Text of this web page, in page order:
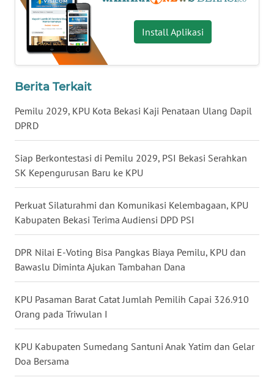
Install Aplikasi
Berita Terkait
Pemilu 2029, KPU Kota Bekasi Kaji Penataan Ulang Dapil
DPRD
Siap Berkontestasi di Pemilu 2029, PSI Bekasi Serahkan
SK Kepengurusan Baru ke KPU
Perkuat Silaturahmi dan Komunikasi Kelembagaan, KPU
Kabupaten Bekasi Terima Audiensi DPD PSI
DPR Nilai E-Voting Bisa Pangkas Biaya Pemilu, KPU dan
Bawaslu Diminta Ajukan Tambahan Dana
KPU Pasaman Barat Catat Jumlah Pemilih Capai 326.910
Orang pada Triwulan I
KPU Kabupaten Sumedang Santuni Anak Yatim dan Gelar
Doa Bersama
WN
KALTARA
KALSEL
KALTIM
WN
SULSEL
WN
GORONTALO
WN
SULUT
WN
MALUKU
WN
MALUT